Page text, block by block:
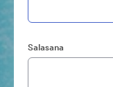
Salasana